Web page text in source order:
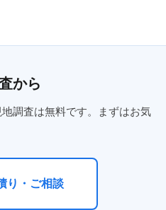
から
調査は無料です。まずはお気
り・ご相談